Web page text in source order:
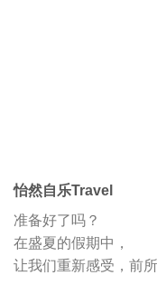
怡然自乐Travel
准备好了吗？
在盛夏的假期中，
让我们重新感受，前